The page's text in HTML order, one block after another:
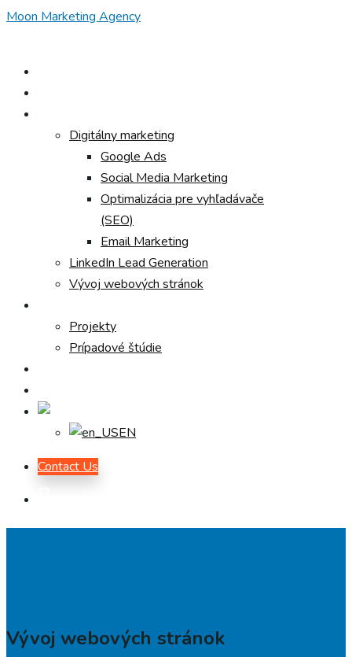
Digitálny marketing
Google Ads
Social Media Marketing
Optimalizácia pre vyhľadávače
(SEO)
Email Marketing
LinkedIn Lead Generation
Vývoj webových stránok
Projekty
Prípadové štúdie
EN
Contact Us
Vývoj webových stránok